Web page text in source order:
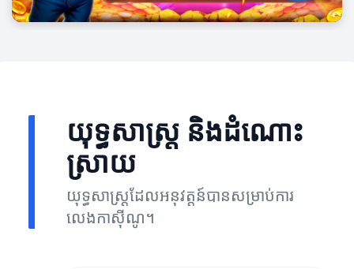
យុទ្ធសាស្ត្រ និងដំណោះ
ស្រាយ
យុទ្ធសាស្ត្រដែលអនុវត្តន៍បានសម្រាប់ការ
លេងកាស៊ីណូ។